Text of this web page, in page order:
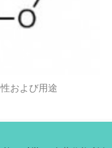
および用途